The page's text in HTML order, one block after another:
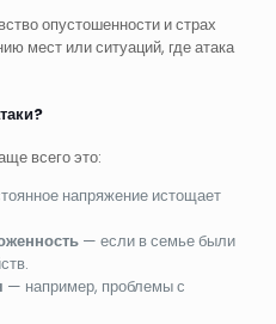
опустошенности и страх
мест или ситуаций, где атака
всего это:
напряжение истощает
— если в семье были
— например, проблемы с